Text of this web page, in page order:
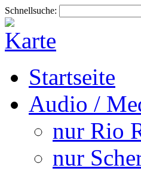
Schnellsuche:
Startseite
Audio /
nur Rio
nur